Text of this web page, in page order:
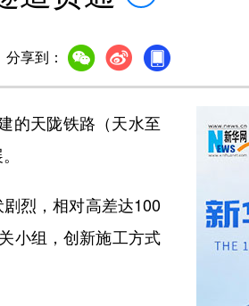
分享到：
的天陇铁路（天水至
烈，相对高差达100
小组，创新施工方式